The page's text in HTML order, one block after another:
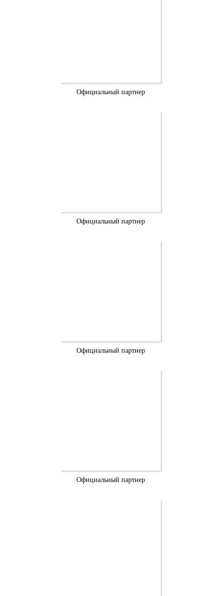
Официальный партнер
Официальный партнер
Официальный партнер
Официальный партнер